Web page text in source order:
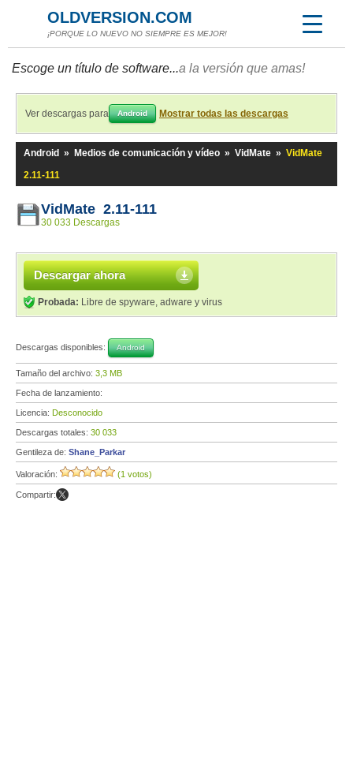
OLDVERSION.COM
¡PORQUE LO NUEVO NO SIEMPRE ES MEJOR!
Escoge un título de software...a la versión que amas!
Ver descargas para Android Mostrar todas las descargas
Android » Medios de comunicación y vídeo » VidMate » VidMate
2.11-111
VidMate 2.11-111
30 033 Descargas
Descargar ahora
Probada: Libre de spyware, adware y virus
Descargas disponibles: Android
Tamaño del archivo: 3,3 MB
Fecha de lanzamiento:
Licencia: Desconocido
Descargas totales: 30 033
Gentileza de: Shane_Parkar
Valoración: (1 votos)
Compartir: